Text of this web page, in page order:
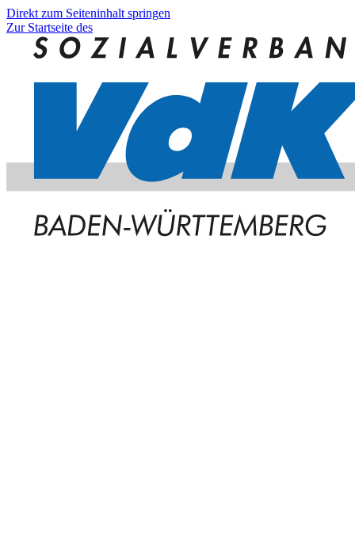
Direkt zum Seiteninhalt springen
Zur Startseite des